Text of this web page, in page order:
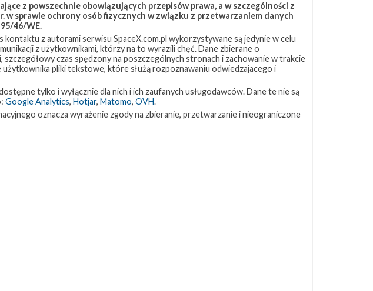
Loty załogowe 95 ISS 93
ZAPRZYJAŹNIONE STRONY
Jak będzie w rakiecie? (grupa FB)
To Jakiś Kosmos!
z powszechnie obowiązujących przepisów prawa, a w szczególności z
w sprawie ochrony osób fizycznych w związku z przetwarzaniem danych
46/WE.
z autorami serwisu SpaceX.com.pl wykorzystywane są jedynie w celu
z użytkownikami, którzy na to wyrazili chęć. Dane zbierane o
czas spędzony na poszczególnych stronach i zachowanie w trakcie
pliki tekstowe, które służą rozpoznawaniu odwiedzajacego i
tylko i wyłącznie dla nich i ich zaufanych usługodawców. Dane te nie są
Google Analytics, Hotjar, Matomo, OVH.
oznacza wyrażenie zgody na zbieranie, przetwarzanie i nieograniczone